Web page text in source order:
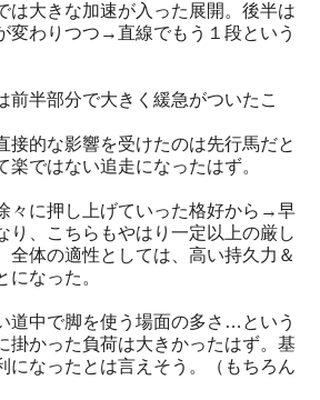
は大きな加速が入った展開。後半は
変わりつつ→直線でもう１段という
前半部分で大きく緩急がついたこ
接的な影響を受けたのは先行馬だと
楽ではない追走になったはず。
々に押し上げていった格好から→早
り、こちらもやはり一定以上の厳し
全体の適性としては、高い持久力＆
になった。
道中で脚を使う場面の多さ…という
掛かった負荷は大きかったはず。基
になったとは言えそう。（もちろん